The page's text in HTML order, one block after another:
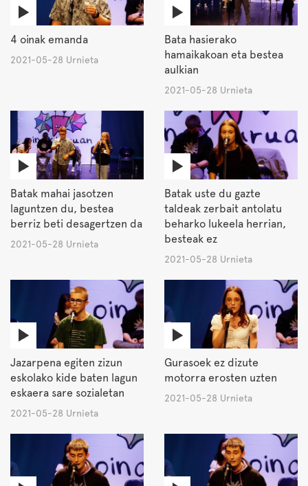
4 oinak emanda
2021-05-28 Urnieta
Bata hasierako
hamaikakoan eta bestea
aulkian
2021-05-28 Urnieta
Batak mahai jasotzen
laguntzen du, bestea
berriz beti desagertzen da
2021-05-28 Urnieta
Batak uste du gazte
taldeak zerbait antolatu
beharko lukeela herrian,
besteak ez
2021-05-28 Urnieta
Jazarpena egiten zizun
eskolako kide baten lagun
eskaera sare sozialetan
2021-05-28 Urnieta
Gurasoek ez dizute
motorra erosten uzten
2021-05-28 Urnieta